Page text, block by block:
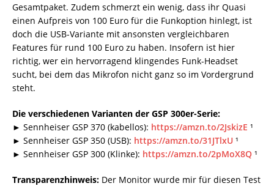
Gesamtpaket. Zudem schmerzt ein wenig, dass ihr Quasi
einen Aufpreis von 100 Euro für die Funkoption hinlegt, ist
doch die USB-Variante mit ansonsten vergleichbaren
Features für rund 100 Euro zu haben. Insofern ist hier
richtig, wer ein hervorragend klingendes Funk-Headset
sucht, bei dem das Mikrofon nicht ganz so im Vordergrund
steht.
Die verschiedenen Varianten der GSP 300er-Serie:
► Sennheiser GSP 370 (kabellos): https://amzn.to/2JskizE ¹
► Sennheiser GSP 350 (USB): https://amzn.to/31JTlxU ¹
► Sennheiser GSP 300 (Klinke): https://amzn.to/2pMoX8Q ¹
Transparenzhinweis: Der Monitor wurde mir für diesen Test